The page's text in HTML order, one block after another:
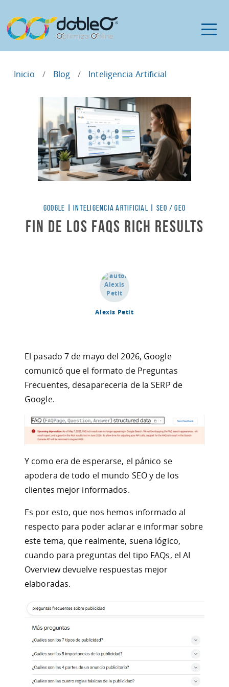
Inicio Blog Inteligencia Artificial
GOOGLE |INTELIGENCIA ARTIFICIAL SEO / GEO
Fin de los FAQs Rich Results
Alexis Petit
El pasado 7 de mayo del 2026, Google
comunicó que el formato de Preguntas
Frecuentes, desapareceria de la SERP de
Google.
Y como era de esperarse, el pánico se
apodera de todo el mundo SEO y de los
clientes mejor informados.
Es por esto, que nos hemos informado al
respecto para poder aclarar e informar sobre
este tema, que realmente, suena lógico,
cuando para preguntas del tipo FAQs, el AI
Overview devuelve respuestas mejor
elaboradas.